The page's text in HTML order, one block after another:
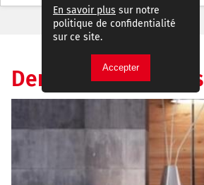
Dernières actualités
En savoir plus sur notre
politique de confidentialité
sur ce site.
Accepter